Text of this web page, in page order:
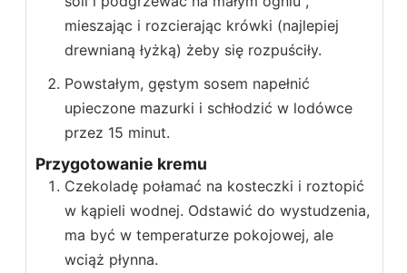
mieszając i rozcierając krówki (najlepiej
drewnianą łyżką) żeby się rozpuściły.
Powstałym, gęstym sosem napełnić
upieczone mazurki i schłodzić w lodówce
przez 15 minut.
Przygotowanie kremu
Czekoladę połamać na kosteczki i roztopić
w kąpieli wodnej. Odstawić do wystudzenia,
ma być w temperaturze pokojowej, ale
wciąż płynna.